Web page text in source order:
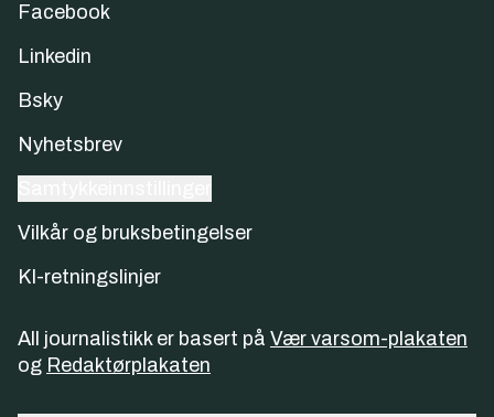
Facebook
Linkedin
Bsky
Nyhetsbrev
Vilkår og bruksbetingelser
KI-retningslinjer
All journalistikk er basert på Vær varsom-plakaten
og Redaktørplakaten